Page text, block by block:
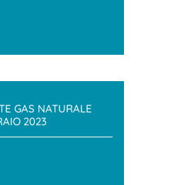
GAS NATURALE
2023